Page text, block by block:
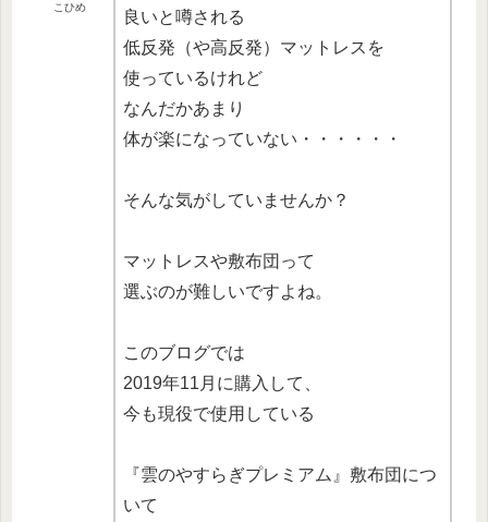
こひめ
良いと噂される
低反発（や高反発）マットレスを
使っているけれど
なんだかあまり
体が楽になっていない・・・・・・
そんな気がしていませんか？
マットレスや敷布団って
選ぶのが難しいですよね。
このブログでは
2019年11月に購入して、
今も現役で使用している
『雲のやすらぎプレミアム』敷布団につ
いて